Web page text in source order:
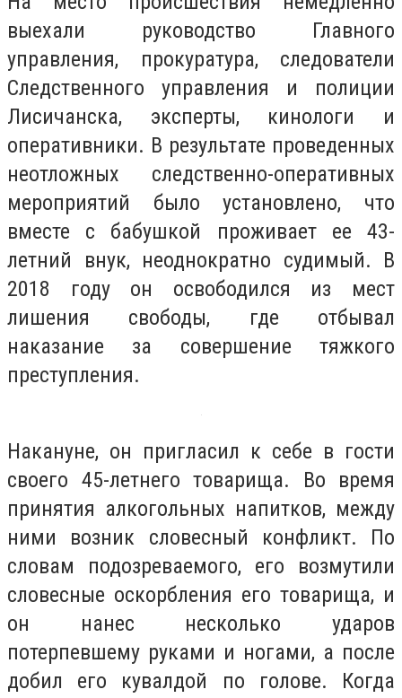
выехали руководство Главного
управления, прокуратура, следователи
Следственного управления и полиции
Лисичанска, эксперты, кинологи и
оперативники. В результате проведенных
неотложных следственно-оперативных
мероприятий было установлено, что
вместе с бабушкой проживает ее 43-
летний внук, неоднократно судимый. В
2018 году он освободился из мест
лишения свободы, где отбывал
наказание за совершение тяжкого
преступления.
Накануне, он пригласил к себе в гости
своего 45-летнего товарища. Во время
принятия алкогольных напитков, между
ними возник словесный конфликт. По
словам подозреваемого, его возмутили
словесные оскорбления его товарища, и
он нанес несколько ударов
потерпевшему руками и ногами, а после
добил его кувалдой по голове. Когда